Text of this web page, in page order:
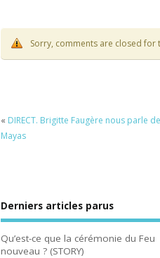
Sorry, comments are closed for
« DIRECT. Brigitte Faugère nous parle
Mayas
Derniers articles parus
Qu’est-ce que la cérémonie du Feu
nouveau ? (STORY)